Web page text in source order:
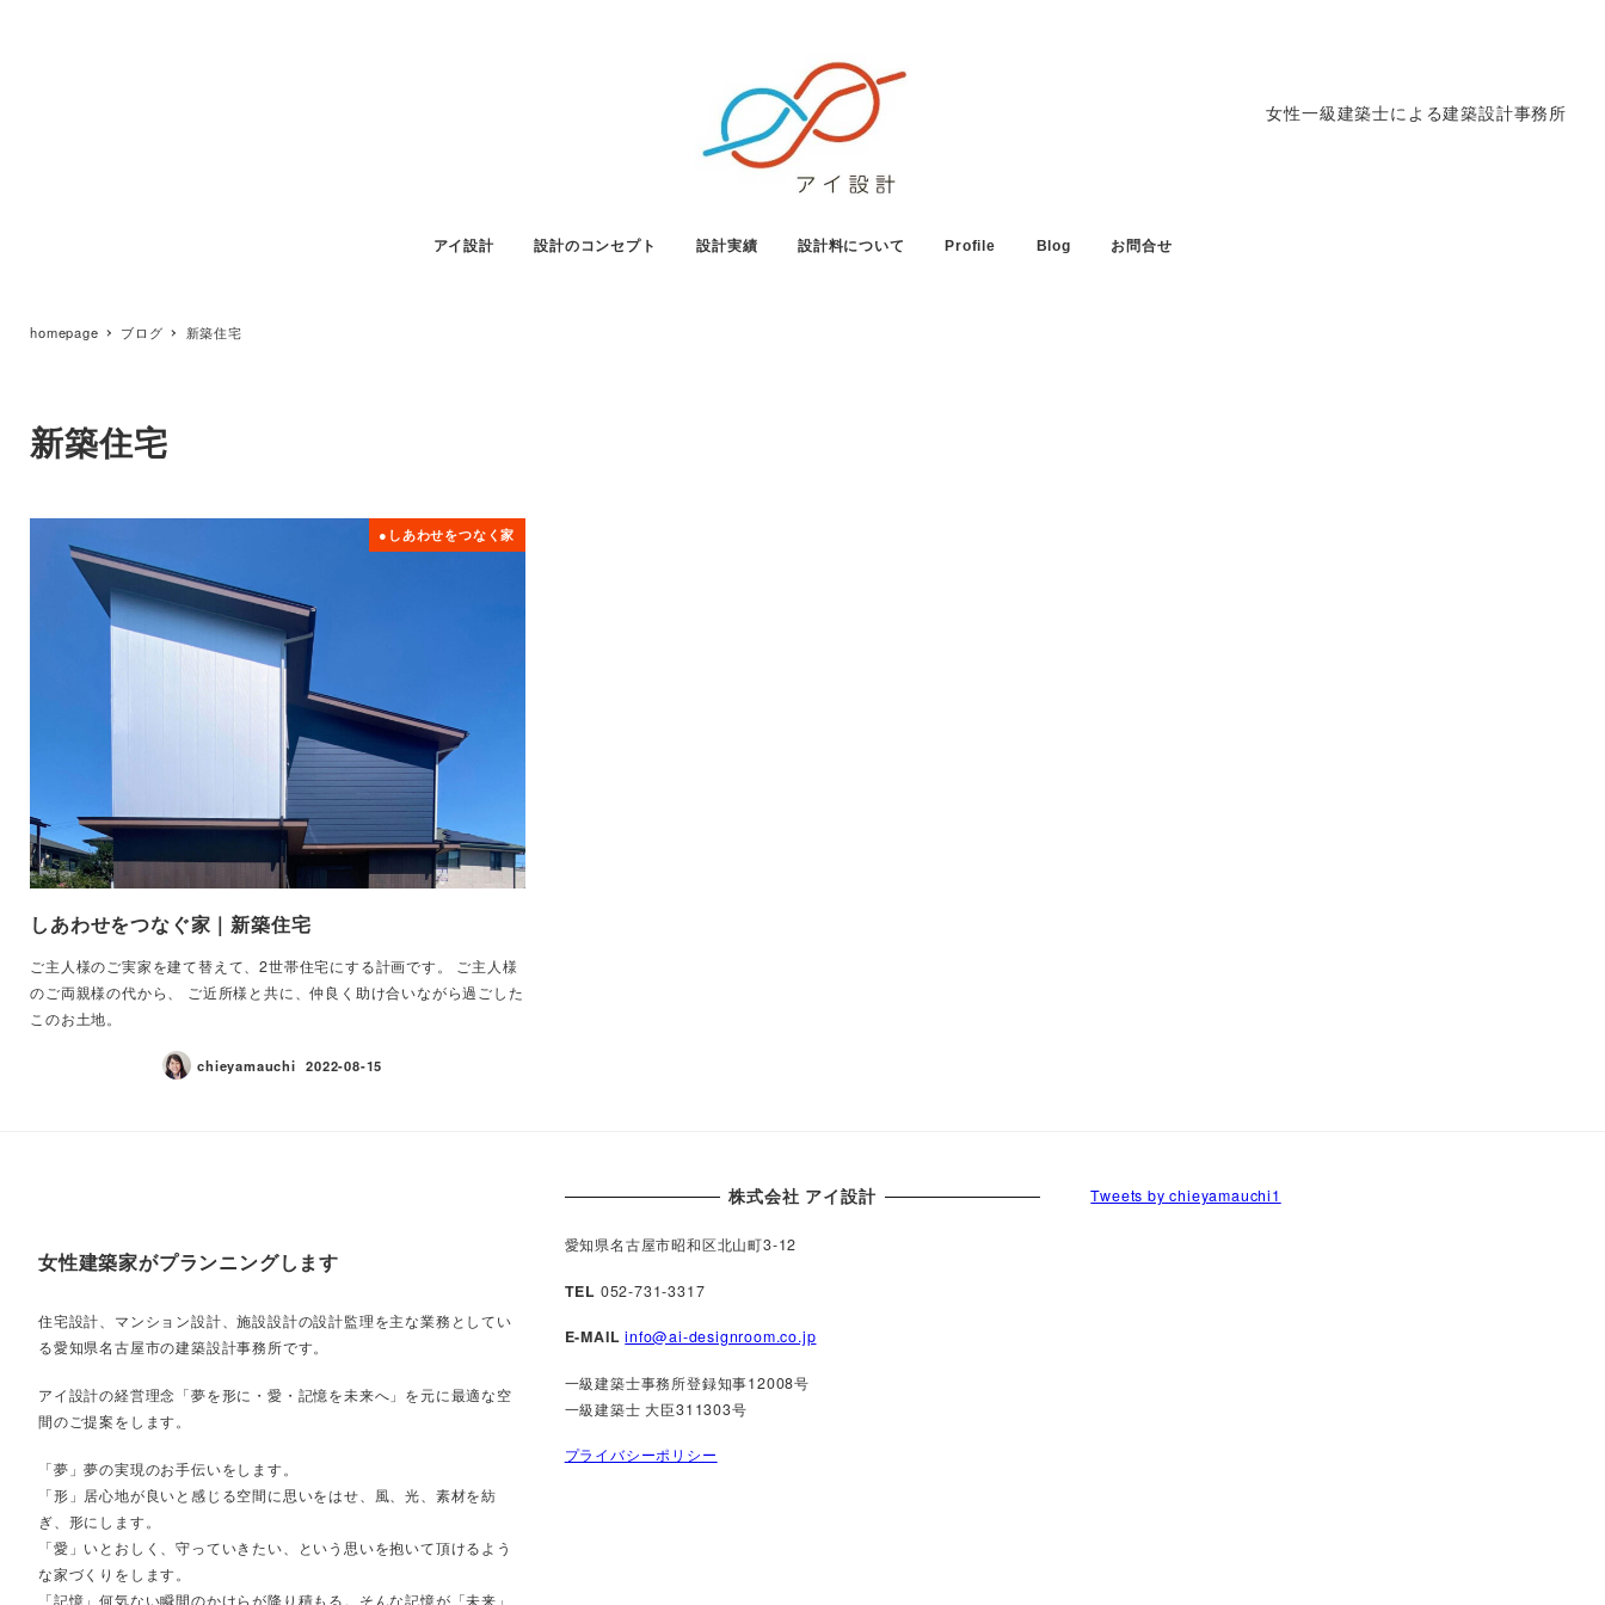
女性一級建築士による建築設計事務所
アイ設計 設計のコンセプト 設計実績 設計料について Profile Blog お問合せ
homepage ブログ 新築住宅
新築住宅
●しあわせをつなく家
しあわせをつなぐ家｜新築住宅
ご主人様のご実家を建て替えて、2世帯住宅にする計画です。 ご主人様
のご両親様の代から、 ご近所様と共に、仲良く助け合いながら過ごした
このお土地。
chieyamauchi 2022-08-15
女性建築家がプランニングします
住宅設計、マンション設計、施設設計の設計監理を主な業務としてい
る愛知県名古屋市の建築設計事務所です。
アイ設計の経営理念「夢を形に・愛・記憶を未来へ」を元に最適な空
間のご提案をします。
「夢」夢の実現のお手伝いをします。
「形」居心地が良いと感じる空間に思いをはせ、風、光、素材を紡
ぎ、形にします。
「愛」いとおしく、守っていきたい、という思いを抱いて頂けるよう
な家づくりをします。
株式会社 アイ設計
愛知県名古屋市昭和区北山町3-12
TEL 052-731-3317
E-MAIL info@ai-designroom.co.jp
一級建築士事務所登録知事12008号
一級建築士 大臣311303号
プライバシーポリシー
Tweets by chieyamauchi1